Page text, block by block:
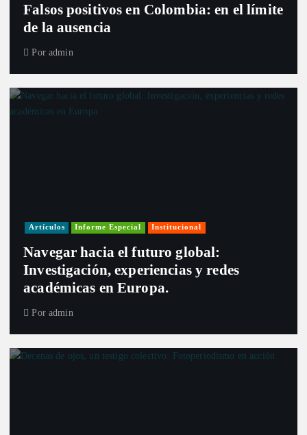
Falsos positivos en Colombia: en el límite
de la ausencia
Por admin
Artículos Informe Especial Institucional
Navegar hacia el futuro global:
Investigación, experiencias y redes
académicas en Europa.
Por admin